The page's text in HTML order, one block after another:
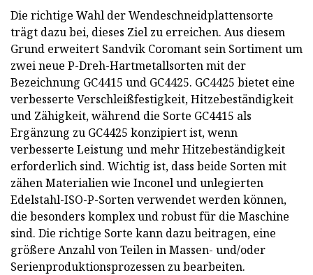
Die richtige Wahl der Wendeschneidplattensorte
trägt dazu bei, dieses Ziel zu erreichen. Aus diesem
Grund erweitert Sandvik Coromant sein Sortiment um
zwei neue P-Dreh-Hartmetallsorten mit der
Bezeichnung GC4415 und GC4425. GC4425 bietet eine
verbesserte Verschleißfestigkeit, Hitzebeständigkeit
und Zähigkeit, während die Sorte GC4415 als
Ergänzung zu GC4425 konzipiert ist, wenn
verbesserte Leistung und mehr Hitzebeständigkeit
erforderlich sind. Wichtig ist, dass beide Sorten mit
zähen Materialien wie Inconel und unlegierten
Edelstahl-ISO-P-Sorten verwendet werden können,
die besonders komplex und robust für die Maschine
sind. Die richtige Sorte kann dazu beitragen, eine
größere Anzahl von Teilen in Massen- und/oder
Serienproduktionsprozessen zu bearbeiten.